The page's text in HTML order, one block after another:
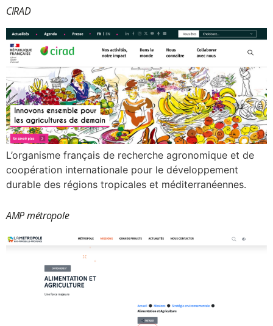
CIRAD
L’organisme français de recherche agronomique et de
coopération internationale pour le développement
durable des régions tropicales et méditerranéennes.
AMP métropole